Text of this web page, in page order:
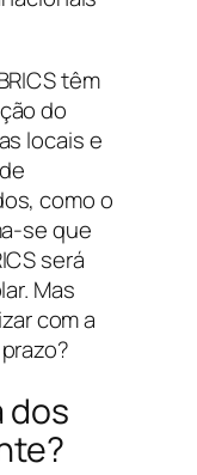
têm
do
locais e
como o
se que
será
Mas
com a
dos